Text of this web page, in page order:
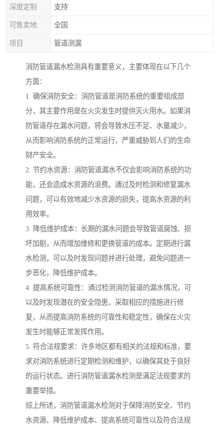
深度定制 支持
可售卖地 全国
项目 管道测漏
消防管道漏水检测具有重要意义，主要体现在以下几个
方面：
1. 确保消防安全：消防管道是消防系统的重要组成部
分，其主要作用是在火灾发生时提供灭火用水。如果消
防管道存在漏水问题，将会导致水压不足、水量减少，
从而影响消防系统的正常运行，严重威胁到人们的生命
财产安全。
2. 节约水资源：消防管道漏水不仅会影响消防系统的功
能，还会造成水资源的浪费。通过及时检测和修复漏水
问题，可以有效地减少水资源的损失，提高水资源的利
用效率。
3. 降低维护成本：长期的漏水问题会导致管道腐蚀、损
坏加剧，从而增加维修和更换管道的成本。定期进行漏
水检测，可以及时发现问题并进行处理，避免问题进一
步恶化，降低维护成本。
4. 提高系统可靠性：通过检测消防管道的漏水情况，可
以及时发现潜在的安全隐患，采取相应的措施进行修
复，从而提高消防系统的可靠性和稳定性，确保在火灾
发生时能够正常发挥作用。
5. 符合法规要求：许多地区都有相关的法规和标准，要
求对消防系统进行定期检测和维护，以确保其处于良好
的运行状态。进行消防管道漏水检测是满足法规要求的
重要举措。
综上所述，消防管道漏水检测对于保障消防安全、节约
水资源、降低维护成本、提高系统可靠性以及符合法规